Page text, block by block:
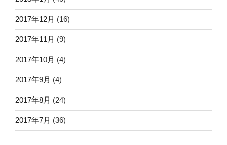
2017年12月 (16)
2017年11月 (9)
2017年10月 (4)
2017年9月 (4)
2017年8月 (24)
2017年7月 (36)